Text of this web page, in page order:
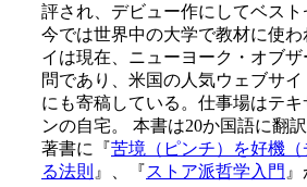
評され、デビュー作にしてベスト
今では世界中の大学で教材に使
イは現在、ニューヨーク・オブ
問であり、米国の人気ウェブサイ
にも寄稿している。仕事場はテキ
ンの自宅。 本書は20か国語に翻
著書に『苦境（ピンチ）を好機（
る法則 』、『ストア派哲学入門